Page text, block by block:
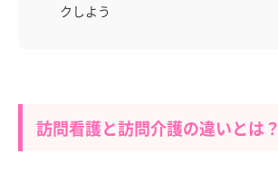
クしよう
訪問看護と訪問介護の違いとは？